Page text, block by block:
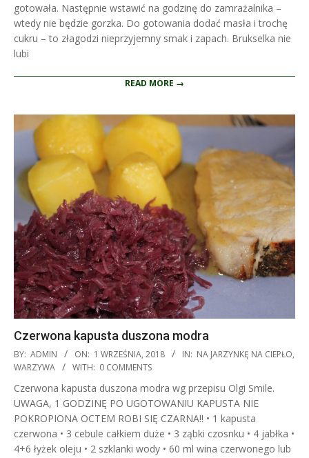
gotowała. Następnie wstawić na godzinę do zamrażalnika –
wtedy nie będzie gorzka. Do gotowania dodać masła i trochę
cukru – to złagodzi nieprzyjemny smak i zapach. Brukselka nie
lubi
READ MORE →
Czerwona kapusta duszona modra
2018-
09-
BY: ADMIN ON: 1 WRZEŚNIA, 2018 IN: NA JARZYNKĘ NA CIEPŁO,
WARZYWA
WITH: 0 COMMENTS
Czerwona kapusta duszona modra wg przepisu Olgi Smile.
UWAGA, 1 GODZINĘ PO UGOTOWANIU KAPUSTA NIE
POKROPIONA OCTEM ROBI SIĘ CZARNA!! • 1 kapusta
czerwona • 3 cebule całkiem duże • 3 ząbki czosnku • 4 jabłka •
4+6 łyżek oleju • 2 szklanki wody • 60 ml wina czerwonego lub